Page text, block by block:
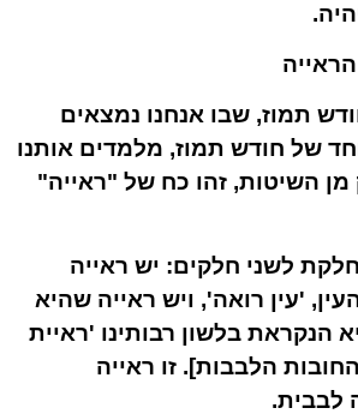
תמוז, שבו אנחנו נמצאים
של חודש תמוז, מלמדים אותנו
מן השיטות, זהו כח של "ראייה"
לשני חלקים: יש ראייה
'עין רואה', ויש ראייה שהיא
הנקראת בלשון רבותינו 'ראיית
הלבבות]. זו ראייה
לבבית.